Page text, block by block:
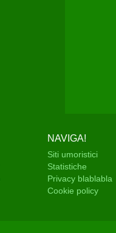
NAVIGA!
Siti umoristici
Statistiche
Privacy blablabla
Cookie policy